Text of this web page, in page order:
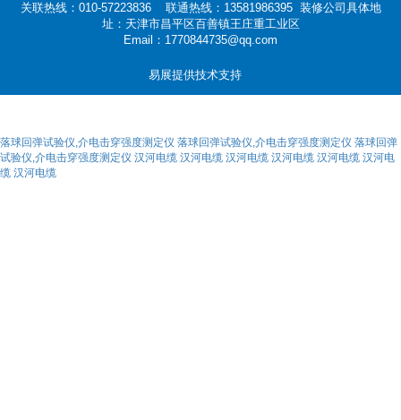
关联热线：010-57223836 联通热线：13581986395 装修公司具体地
址：天津市昌平区百善镇王庄重工业区
Email：1770844735@qq.com
易展提供技术支持
落球回弹试验仪,介电击穿强度测定仪 落球回弹试验仪,介电击穿强度测定仪 落球回弹
试验仪,介电击穿强度测定仪 汉河电缆 汉河电缆 汉河电缆 汉河电缆 汉河电缆 汉河电
缆 汉河电缆